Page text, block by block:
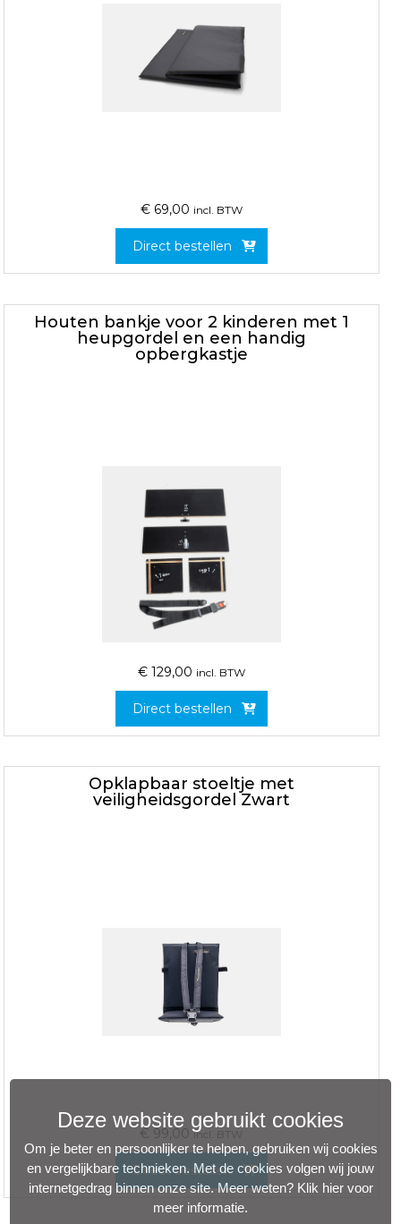
€ 69,00 incl. BTW
Direct bestellen
Houten bankje voor 2 kinderen met 1
heupgordel en een handig
opbergkastje
€ 129,00 incl. BTW
Direct bestellen
Opklapbaar stoeltje met
veiligheidsgordel Zwart
€ 99,00 incl. BTW
Direct bestellen
Deze website gebruikt cookies
Om je beter en persoonlijker te helpen, gebruiken wij cookies
en vergelijkbare technieken. Met de cookies volgen wij jouw
internetgedrag binnen onze site. Meer weten? Klik hier voor
meer informatie.